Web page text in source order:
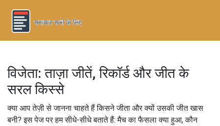
विजेता: ताज़ा जीतें, रिकॉर्ड और जीत के
सरल किस्से
क्या आप तेज़ी से जानना चाहते हैं किसने जीता और क्यों उसकी जीत खास
बनी? इस पेज पर हम सीधे-सीधे बताते हैं: मैच का फैसला क्या हुआ, कौन